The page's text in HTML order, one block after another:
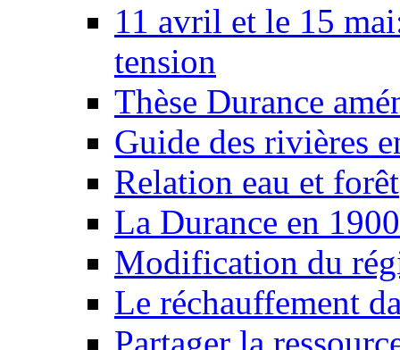
11 avril et le 15
tension
Thèse Durance
Guide des rivières
Relation eau et forêt
La Durance en 1900
Modification du
Le réchauffement